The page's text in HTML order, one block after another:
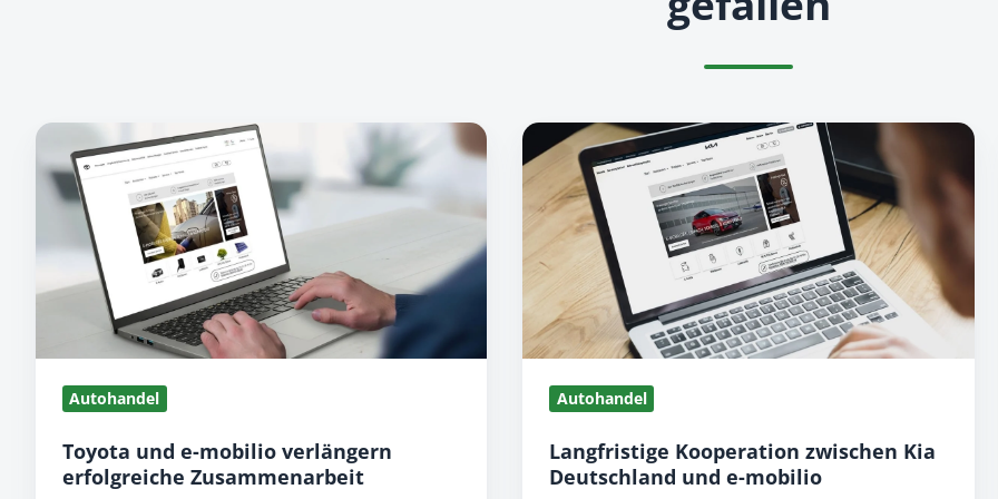
T
o
t
a
Autohandel
Toyota und e-mobilio verlängern
erfolgreiche Zusammenarbeit
L
a
n
f
i
s
Autohandel
Langfristige Kooperation zwischen Kia
Deutschland und e-mobilio